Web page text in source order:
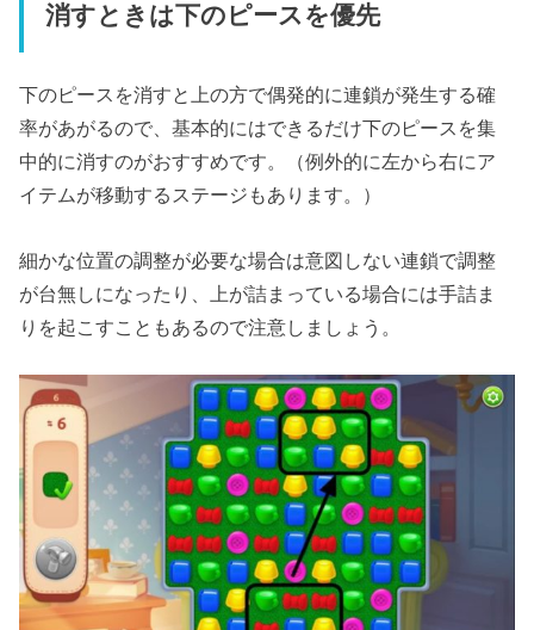
消すときは下のピースを優先
下のピースを消すと上の方で偶発的に連鎖が発生する確
率があがるので、基本的にはできるだけ下のピースを集
中的に消すのがおすすめです。（例外的に左から右にア
イテムが移動するステージもあります。）
細かな位置の調整が必要な場合は意図しない連鎖で調整
が台無しになったり、上が詰まっている場合には手詰ま
りを起こすこともあるので注意しましょう。